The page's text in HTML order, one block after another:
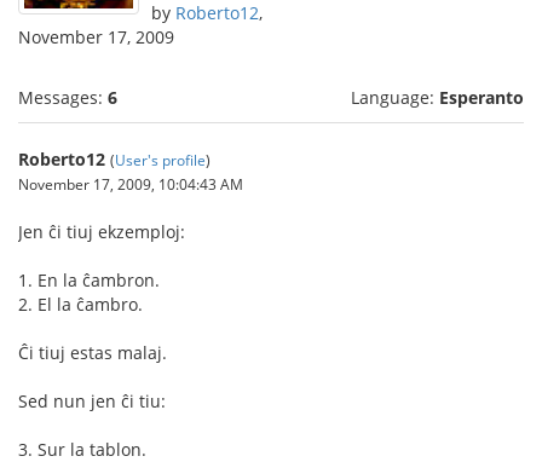
by Roberto12,
November 17, 2009
Messages: 6 Language: Esperanto
Roberto12 (User's profile)
November 17, 2009, 10:04:43 AM
Jen ĉi tiuj ekzemploj:
1. En la ĉambron.
2. El la ĉambro.
Ĉi tiuj estas malaj.
Sed nun jen ĉi tiu:
3. Sur la tablon.